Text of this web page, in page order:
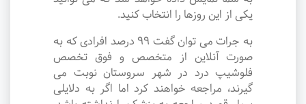
یکی از این روزها را انتخاب کنید.
به جرات می‌ توان گفت ۹۹ درصد افرادی که به
صورت آنلاین از متخصص و فوق تخصص
فلوشیپ درد در شهر سروستان نوبت می
گیرند، مراجعه خواهند کرد اما اگر به دلایلی